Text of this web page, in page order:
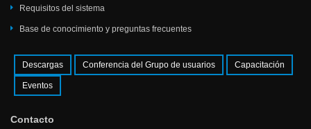
Requisitos del sistema
Base de conocimiento y preguntas frecuentes
Descargas Conferencia del Grupo de usuarios Capacitación
Eventos
Contacto